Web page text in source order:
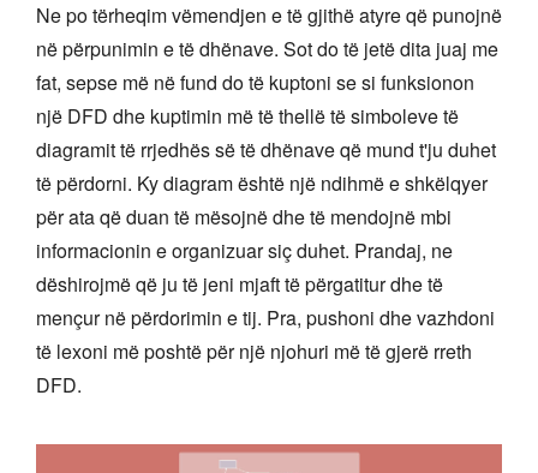
Ne po tërheqim vëmendjen e të gjithë atyre që punojnë
në përpunimin e të dhënave. Sot do të jetë dita juaj me
fat, sepse më në fund do të kuptoni se si funksionon
një DFD dhe kuptimin më të thellë të simboleve të
diagramit të rrjedhës së të dhënave që mund t'ju duhet
të përdorni. Ky diagram është një ndihmë e shkëlqyer
për ata që duan të mësojnë dhe të mendojnë mbi
informacionin e organizuar siç duhet. Prandaj, ne
dëshirojmë që ju të jeni mjaft të përgatitur dhe të
mençur në përdorimin e tij. Pra, pushoni dhe vazhdoni
të lexoni më poshtë për një njohuri më të gjerë rreth
DFD.